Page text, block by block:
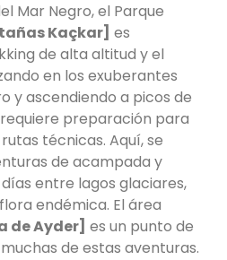
Mar Negro, el Parque
Kaçkar] es
de alta altitud y el
en los exuberantes
y ascendiendo a picos de
preparación para
técnicas. Aquí, se
de acampada y
entre lagos glaciares,
endémica. El área
de Ayder] es un punto de
de estas aventuras.